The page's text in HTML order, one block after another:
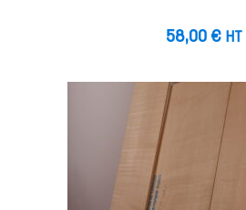
58,00 € HT